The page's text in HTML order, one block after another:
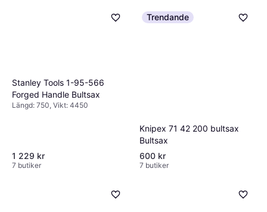
Stanley Tools 1-95-566
Forged Handle Bultsax
Längd: 750, Vikt: 4450
1 229 kr
7 butiker
Trendande
Knipex 71 42 200 bultsax
Bultsax
600 kr
7 butiker